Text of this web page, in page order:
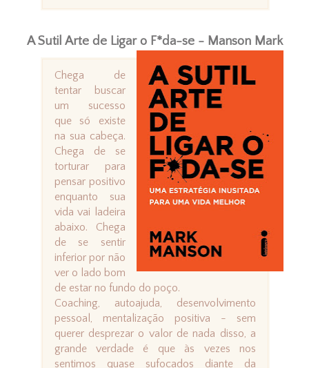
A Sutil Arte de Ligar o F*da-se - Manson Mark
Chega de
tentar buscar
um sucesso
que só existe
na sua cabeça.
Chega de se
torturar para
pensar positivo
enquanto sua
vida vai ladeira
abaixo. Chega
de se sentir
inferior por não
ver o lado bom
de estar no fundo do poço.
Coaching, autoajuda, desenvolvimento
pessoal, mentalização positiva - sem
querer desprezar o valor de nada disso, a
grande verdade é que às vezes nos
sentimos quase sufocados diante da